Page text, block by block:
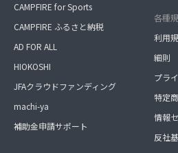
CAMPFIRE for Sports
CAMPFIRE ふるさと納税
AD FOR ALL
HIOKOSHI
JFAクラウドファンディング
machi-ya
補助金申請サポート
各種
利用
細則
プラ
特定
情報
反社